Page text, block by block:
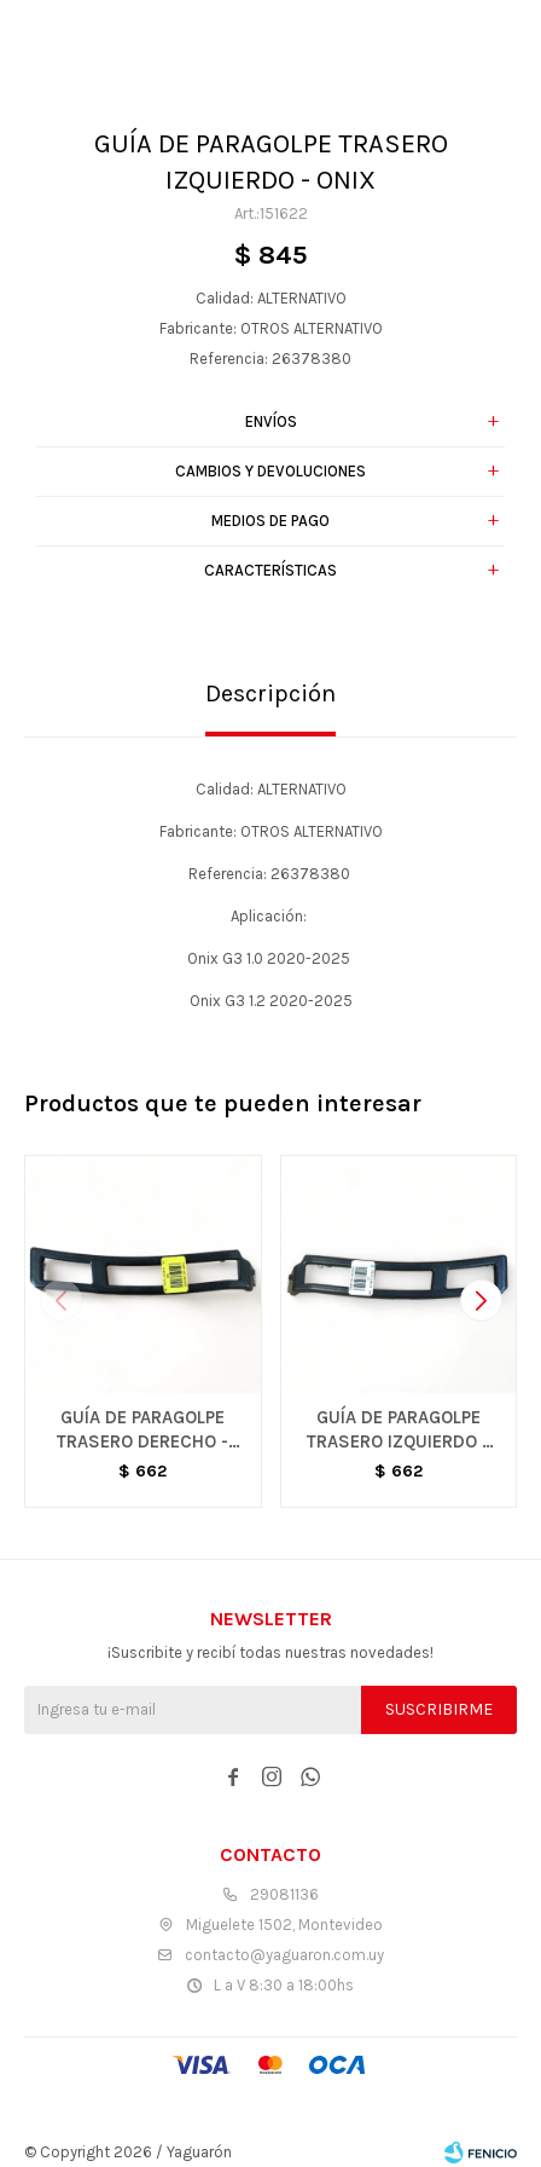
GUÍA DE PARAGOLPE TRASERO
IZQUIERDO - ONIX
151622
$ 845
Calidad: ALTERNATIVO
Fabricante: OTROS ALTERNATIVO
Referencia: 26378380
ENVÍOS
CAMBIOS Y DEVOLUCIONES
MEDIOS DE PAGO
CARACTERÍSTICAS
Descripción
Calidad: ALTERNATIVO
Fabricante: OTROS ALTERNATIVO
Referencia: 26378380
Aplicación:
Onix G3 1.0 2020-2025
Onix G3 1.2 2020-2025
Productos que te pueden interesar
GUÍA DE PARAGOLPE
TRASERO DERECHO -
EQUINOX
$ 662
GUÍA DE PARAGOLPE
TRASERO IZQUIERDO -
EQUINOX
$ 662
CONTACTO
29081136
Miguelete 1502, Montevideo
contacto@yaguaron.com.uy
L a V 8:30 a 18:00hs
NEWSLETTER
¡Suscribite y recibí todas nuestras novedades!
SUSCRIBIRME
  
© Copyright 2026 / Yaguarón